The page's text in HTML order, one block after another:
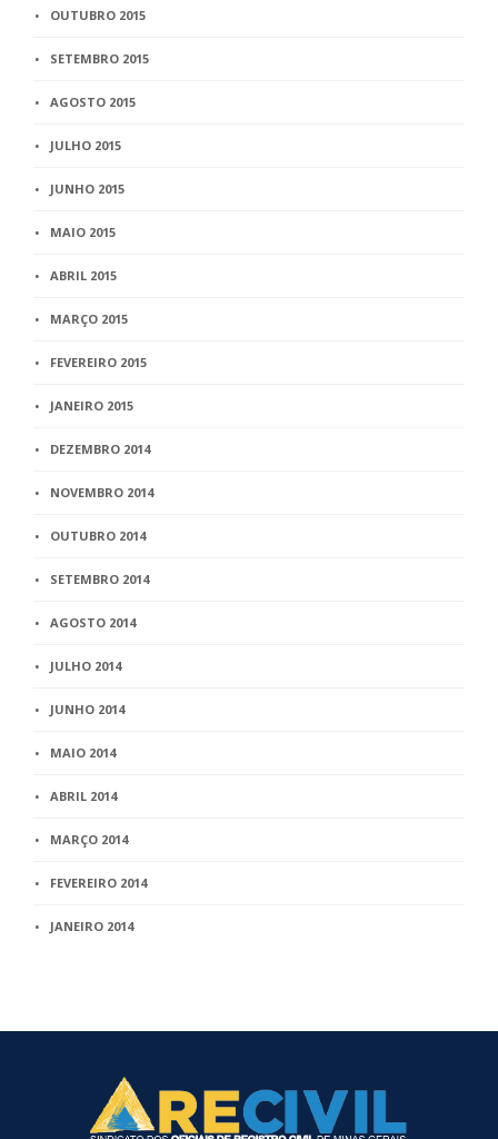
OUTUBRO 2015
SETEMBRO 2015
AGOSTO 2015
JULHO 2015
JUNHO 2015
MAIO 2015
ABRIL 2015
MARÇO 2015
FEVEREIRO 2015
JANEIRO 2015
DEZEMBRO 2014
NOVEMBRO 2014
OUTUBRO 2014
SETEMBRO 2014
AGOSTO 2014
JULHO 2014
JUNHO 2014
MAIO 2014
ABRIL 2014
MARÇO 2014
FEVEREIRO 2014
JANEIRO 2014